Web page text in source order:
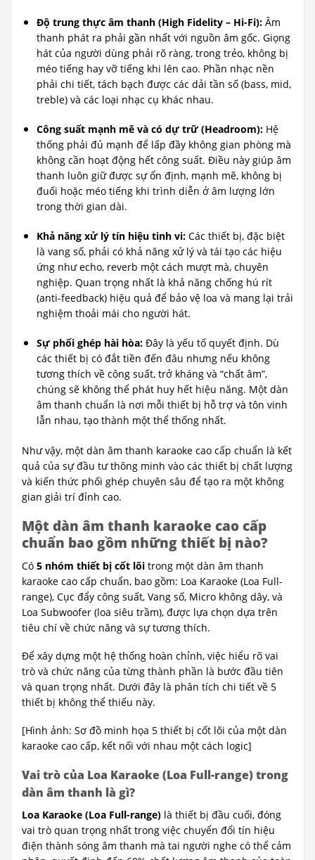
Độ trung thực âm thanh (High Fidelity – Hi-Fi):Âm
thanh phát ra phải gần nhất với nguồn âm gốc. Giọng
hát của người dùng phải rõ ràng, trong trẻo, không bị
méo tiếng hay vỡ tiếng khi lên cao. Phần nhạc nền
phải chi tiết, tách bạch được các dải tần số (bass, mid,
treble) và các loại nhạc cụ khác nhau.
Công suất mạnh mẽ và có dự trữ (Headroom):Hệ
thống phải đủ mạnh để lấp đầy không gian phòng mà
không cần hoạt động hết công suất. Điều này giúp âm
thanh luôn giữ được sự ổn định, mạnh mẽ, không bị
đuối hoặc méo tiếng khi trình diễn ở âm lượng lớn
trong thời gian dài.
Khả năng xử lý tín hiệu tinh vi:Các thiết bị, đặc biệt
là vang số, phải có khả năng xử lý và tái tạo các hiệu
ứng như echo, reverb một cách mượt mà, chuyên
nghiệp. Quan trọng nhất là khả năng chống hú rít
(anti-feedback) hiệu quả để bảo vệ loa và mang lại trải
nghiệm thoải mái cho người hát.
Sự phối ghép hài hòa:Đây là yếu tố quyết định. Dù
các thiết bị có đắt tiền đến đâu nhưng nếu không
tương thích về công suất, trở kháng và “chất âm”,
chúng sẽ không thể phát huy hết hiệu năng. Một dàn
âm thanh chuẩn là nơi mỗi thiết bị hỗ trợ và tôn vinh
lẫn nhau, tạo thành một thể thống nhất.
Như vậy, một dàn âm thanh karaoke cao cấp chuẩn là kết
quả của sự đầu tư thông minh vào các thiết bị chất lượng
và kiến thức phối ghép chuyên sâu để tạo ra một không
gian giải trí đỉnh cao.
Một dàn âm thanh karaoke cao cấp
chuẩn bao gồm những thiết bị nào?
Có 5 nhóm thiết bị cốt lõi trong một dàn âm thanh
karaoke cao cấp chuẩn, bao gồm: Loa Karaoke (Loa Full-
range), Cục đẩy công suất, Vang số, Micro không dây, và
Loa Subwoofer (loa siêu trầm), được lựa chọn dựa trên
tiêu chí về chức năng và sự tương thích.
Để xây dựng một hệ thống hoàn chỉnh, việc hiểu rõ vai
trò và chức năng của từng thành phần là bước đầu tiên
và quan trọng nhất. Dưới đây là phân tích chi tiết về 5
thiết bị không thể thiếu này.
[Hình ảnh: Sơ đồ minh họa 5 thiết bị cốt lõi của một dàn
karaoke cao cấp, kết nối với nhau một cách logic]
Vai trò của Loa Karaoke (Loa Full-range) trong
dàn âm thanh là gì?
Loa Karaoke (Loa Full-range) là thiết bị đầu cuối, đóng
vai trò quan trọng nhất trong việc chuyển đổi tín hiệu
điện thành sóng âm thanh mà tai người nghe có thể cảm